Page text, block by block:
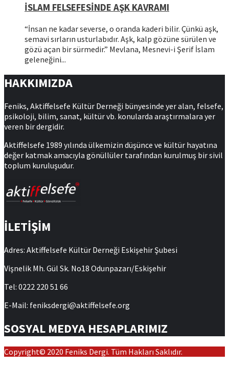
İSLAM FELSEFESİNDE AŞK KAVRAMI
“İnsan ne kadar severse, o oranda kaderi bilir. Çünkü aşk,
semavi sırların usturlabıdır. Aşk, kalp gözüne sürülen ve
gözü açan bir sürmedir.” Mevlana, Mesnevi-i Şerif İslam
geleneğini...
HAKKIMIZDA
Feniks, Aktiffelsefe Kültür Derneği bünyesinde yer alan, felsefe,
psikoloji, bilim, sanat, kültür vb. konularda araştırmalara yer
veren bir dergidir.
Aktiffelsefe 1989 yılında ülkemizin düşünce ve kültür hayatına
değer katmak amacıyla gönüllüler tarafından kurulmuş bir sivil
toplum kuruluşudur.
İLETİŞİM
Adres: Aktiffelsefe Kültür Derneği Eskişehir Şubesi
Vişnelik Mh. Gül Sk. No18 Odunpazarı/Eskişehir
Tel: 0222 220 51 66
E-Mail: feniksdergi@aktiffelsefe.org
SOSYAL MEDYA HESAPLARIMIZ
Copyright© 2020 Feniks Dergi. Tüm Hakları Saklıdır.